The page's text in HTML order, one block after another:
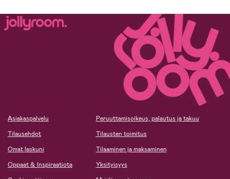
Asiakaspalvelu
Tilausehdot
Omat laskuni
Oppaat & Inspiraatiota
Peruuttamisoikeus, palautus ja takuu
Tilausten toimitus
Tilaaminen ja maksaminen
Yksityisyys